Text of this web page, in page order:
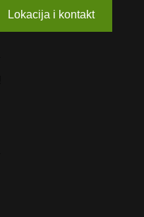
Lokacija i kontakt